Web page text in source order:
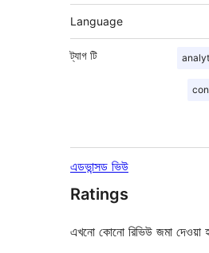
Language
ট্যাগ টি
এডভান্সড ভিউ
Ratings
এখনো কোনো রিভিউ জমা দেওয়া